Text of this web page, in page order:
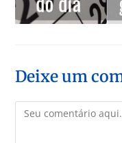
Deixe um